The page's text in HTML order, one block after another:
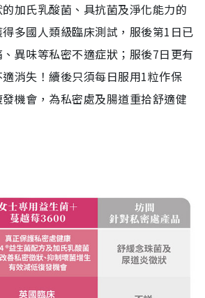
加氏乳酸菌、具抗菌及淨化能力的
多國人類級臨床測試，服後第1日已
異味等私密不適症狀；服後7日更有
消失！續後只須每日服用1粒作保
機會，為私密處及腸道重拾舒適健